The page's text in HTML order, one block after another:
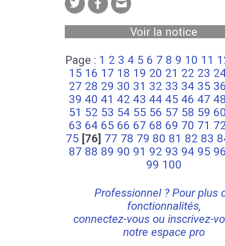
Voir la notice
Page : 1 2 3 4 5 6 7 8 9 10 11
15 16 17 18 19 20 21 22 23
27 28 29 30 31 32 33 34 35
39 40 41 42 43 44 45 46 47
51 52 53 54 55 56 57 58 59
63 64 65 66 67 68 69 70 71
75 [76] 77 78 79 80 81 82 83
87 88 89 90 91 92 93 94 95
99 100
Professionnel ? Pour plus
fonctionnalités,
connectez-vous ou inscrivez-
notre espace pro